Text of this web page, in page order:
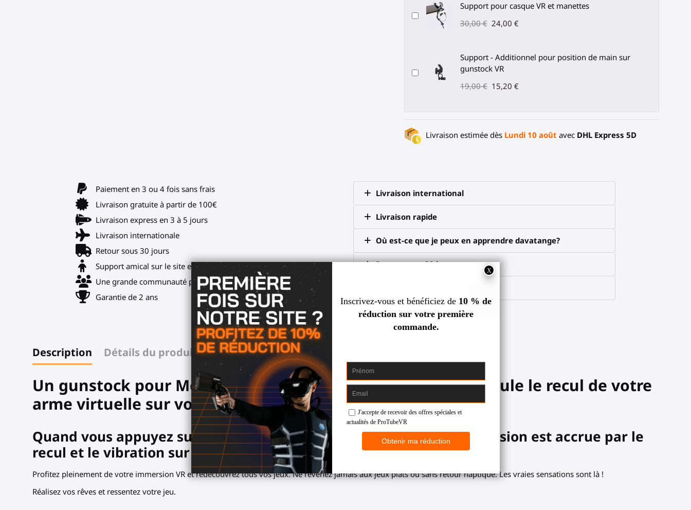
Support pour casque VR et manettes
30,00 € 24,00 €
Support - Additionnel pour position de main sur
gunstock VR
19,00 € 15,20 €
Livraison estimée dès Lundi 10 août avec DHL Express 5D
Paiement en 3 ou 4 fois sans frais
Livraison gratuite à partir de 100€
Livraison express en 3 à 5 jours
Livraison internationale
Retour sous 30 jours
Support amical sur le site et notre Discord
Une grande communauté pour astuces et camarades de jeu
Garantie de 2 ans
Livraison international
Livraison rapide
Où est-ce que je peux en apprendre davatange?
Retour sous 30 jours
Description Détails du produit Avis clients
Un gunstock pour Meta Quest 3, Quest 3S, Quest Pro qui simule le recul de votre
arme virtuelle sur votre épaule.
Quand vous appuyez sur la gâchette (réelle et virtuelle), votre immersion est accrue par le
recul et le vibration sur votre épaule.
Profitez pleinement de votre immersion VR et redécouvrez tous vos jeux. Ne revenez jamais aux jeux plats ou sans retour haptique. Les vraies sensations sont là !
Réalisez vos rêves et ressentez votre jeu.